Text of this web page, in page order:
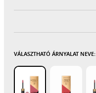
VÁLASZTHATÓ ÁRNYALAT NEVE: